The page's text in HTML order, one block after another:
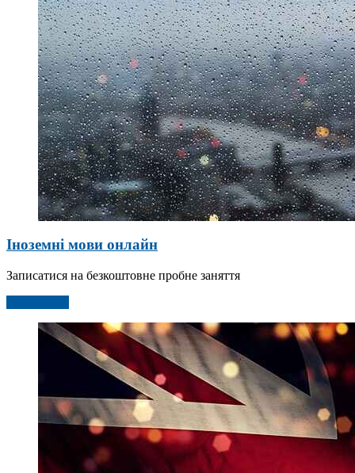
Іноземні мови онлайн
Записатися на безкоштовне пробне заняття